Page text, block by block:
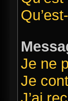
Je ne
Je